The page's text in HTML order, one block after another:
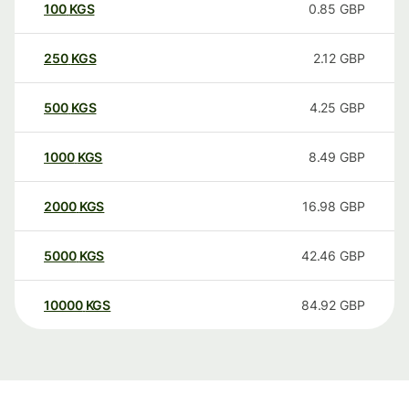
100 KGS 0.85 GBP
250 KGS 2.12 GBP
500 KGS 4.25 GBP
1000 KGS 8.49 GBP
2000 KGS 16.98 GBP
5000 KGS 42.46 GBP
10000 KGS 84.92 GBP